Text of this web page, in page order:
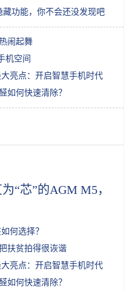
功能，你不会还没发现吧
闹起舞
机空间
亮点：开启智慧手机时代
如何快速清除？
质的才是王道！你选对了吗？
“芯”的AGM M5，
何选择？
扶贫拍得很诙谐
亮点：开启智慧手机时代
如何快速清除？